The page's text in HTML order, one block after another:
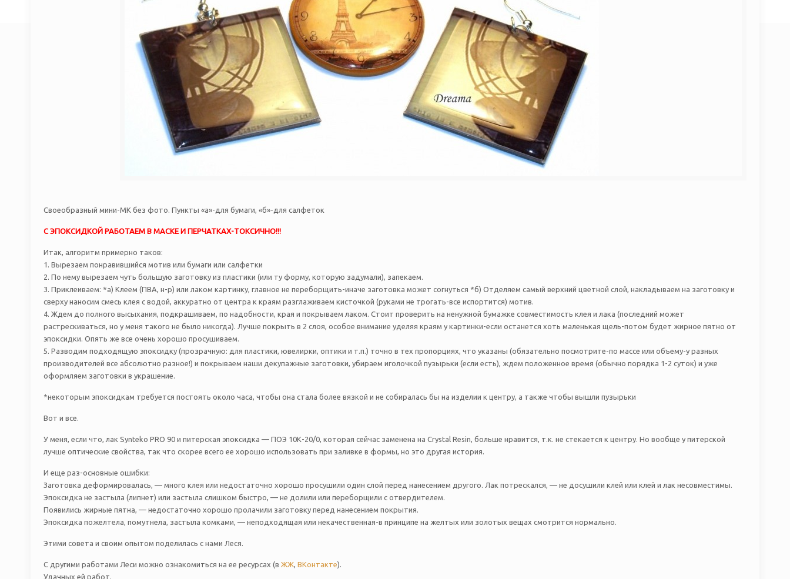
Своеобразный мини-МК без фото. Пункты «а»-для бумаги, «б»-для салфеток
С ЭПОКСИДКОЙ РАБОТАЕМ В МАСКЕ И ПЕРЧАТКАХ-ТОКСИЧНО!!!
Итак, алгоритм примерно таков:
1. Вырезаем понравившийся мотив или бумаги или салфетки
2. По нему вырезаем чуть большую заготовку из пластики (или ту форму, которую задумали), запекаем.
3. Приклеиваем: *а) Клеем (ПВА, н-р) или лаком картинку, главное не переборщить-иначе заготовка может согнуться *б) Отделяем самый верхний цветной слой, накладываем на заготовку и
сверху наносим смесь клея с водой, аккуратно от центра к краям разглаживаем кисточкой (руками не трогать-все испортится) мотив.
4. Ждем до полного высыхания, подкрашиваем, по надобности, края и покрываем лаком. Стоит проверить на ненужной бумажке совместимость клея и лака (последний может
растрескиваться, но у меня такого не было никогда). Лучше покрыть в 2 слоя, особое внимание уделяя краям у картинки-если останется хоть маленькая щель-потом будет жирное пятно от
эпоксидки. Опять же все очень хорошо просушиваем.
5. Разводим подходящую эпоксидку (прозрачную: для пластики, ювелирки, оптики и т.п.) точно в тех пропорциях, что указаны (обязательно посмотрите-по массе или объему-у разных
производителей все абсолютно разное!) и покрываем наши декупажные заготовки, убираем иголочкой пузырьки (если есть), ждем положенное время (обычно порядка 1-2 суток) и уже
оформляем заготовки в украшение.
*некоторым эпоксидкам требуется постоять около часа, чтобы она стала более вязкой и не собиралась бы на изделии к центру, а также чтобы вышли пузырьки
Вот и все.
У меня, если что, лак Synteko PRO 90 и питерская эпоксидка — ПОЭ 10К-20/0, которая сейчас заменена на Crystal Resin, больше нравится, т.к. не стекается к центру. Но вообще у питерской
лучше оптические свойства, так что скорее всего ее хорошо использовать при заливке в формы, но это другая история.
И еще раз-основные ошибки:
Заготовка деформировалась, — много клея или недостаточно хорошо просушили один слой перед нанесением другого. Лак потрескался, — не досушили клей или клей и лак несовместимы.
Эпоксидка не застыла (липнет) или застыла слишком быстро, — не долили или переборщили с отвердителем.
Появились жирные пятна, — недостаточно хорошо пролачили заготовку перед нанесением покрытия.
Эпоксидка пожелтела, помутнела, застыла комками, — неподходящая или некачественная-в принципе на желтых или золотых вещах смотрится нормально.
Этими совета и своим опытом поделилась с нами Леся.
С другими работами Леси можно ознакомиться на ее ресурсах (вЖЖ,ВКонтакте).
Удачных ей работ.